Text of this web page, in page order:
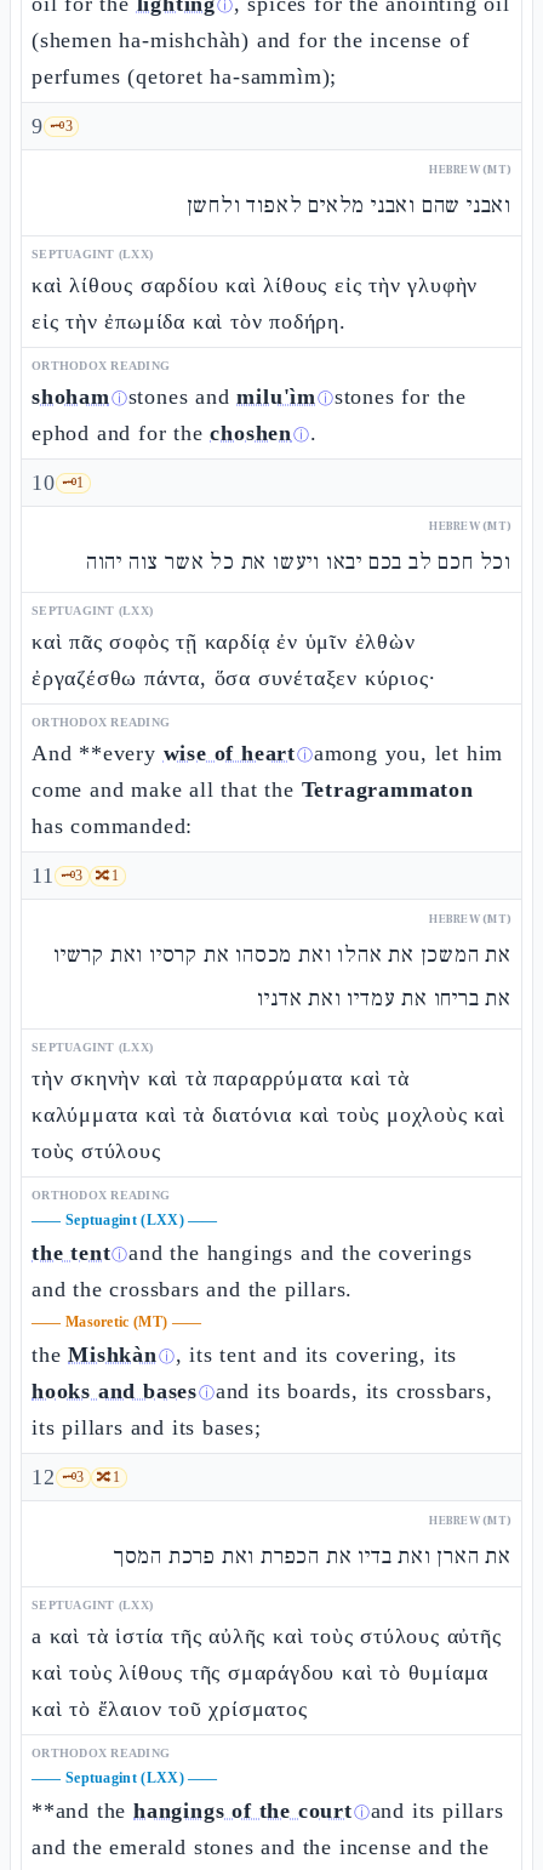
ⓘ
(shemen ha-mishchàh) and for the incense of
perfumes (qetoret ha-sammìm);
9 🗝️3
HEBREW (MT)
ואבני שהם ואבני מלאים לאפוד ולחשן
SEPTUAGINT (LXX)
καὶ λίθους σαρδίου καὶ λίθους εἰς τὴν γλυφὴν
εἰς τὴν ἐπωμίδα καὶ τὸν ποδήρη.
ORTHODOX READING
shohamⓘstones andmilu'ìmⓘstones for the
ephod and for thechoshenⓘ.
10 🗝️1
HEBREW (MT)
וכל חכם לב בכם יבאו ויעשו את כל אשר צוה יהוה
SEPTUAGINT (LXX)
καὶ πᾶς σοφὸς τῇ καρδίᾳ ἐν ὑμῖν ἐλθὼν
ἐργαζέσθω πάντα, ὅσα συνέταξεν κύριος·
ORTHODOX READING
And **every wise of heartⓘamong you, let him
come and make all that the Tetragrammaton
has commanded:
11 🗝️3 🔀1
HEBREW (MT)
את המשכן את אהלו ואת מכסהו את קרסיו ואת קרשיו
את בריחו את עמדיו ואת אדניו
SEPTUAGINT (LXX)
τὴν σκηνὴν καὶ τὰ παραρρύματα καὶ τὰ
καλύμματα καὶ τὰ διατόνια καὶ τοὺς μοχλοὺς καὶ
τοὺς στύλους
ORTHODOX READING
—— Septuagint (LXX)——
the tentⓘand the hangings and the coverings
and the crossbars and the pillars.
—— Masoretic (MT) ——
theMishkànⓘ, its tent and its covering, its
hooks and basesⓘand its boards, its crossbars,
its pillars and its bases;
12 🗝️3 🔀1
HEBREW (MT)
את הארן ואת בדיו את הכפרת ואת פרכת המסך
SEPTUAGINT (LXX)
a καὶ τὰ ἱστία τῆς αὐλῆς καὶ τοὺς στύλους αὐτῆς
καὶ τοὺς λίθους τῆς σμαράγδου καὶ τὸ θυμίαμα
καὶ τὸ ἔλαιον τοῦ χρίσματος
ORTHODOX READING
—— Septuagint (LXX)——
**and the hangings of the courtⓘand its pillars
and the emerald stones and the incense and the